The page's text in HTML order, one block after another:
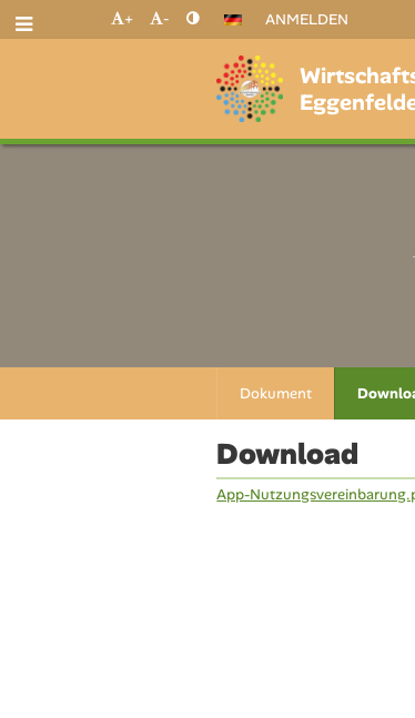
+ - ANMELDEN
Dokument
Download
App-